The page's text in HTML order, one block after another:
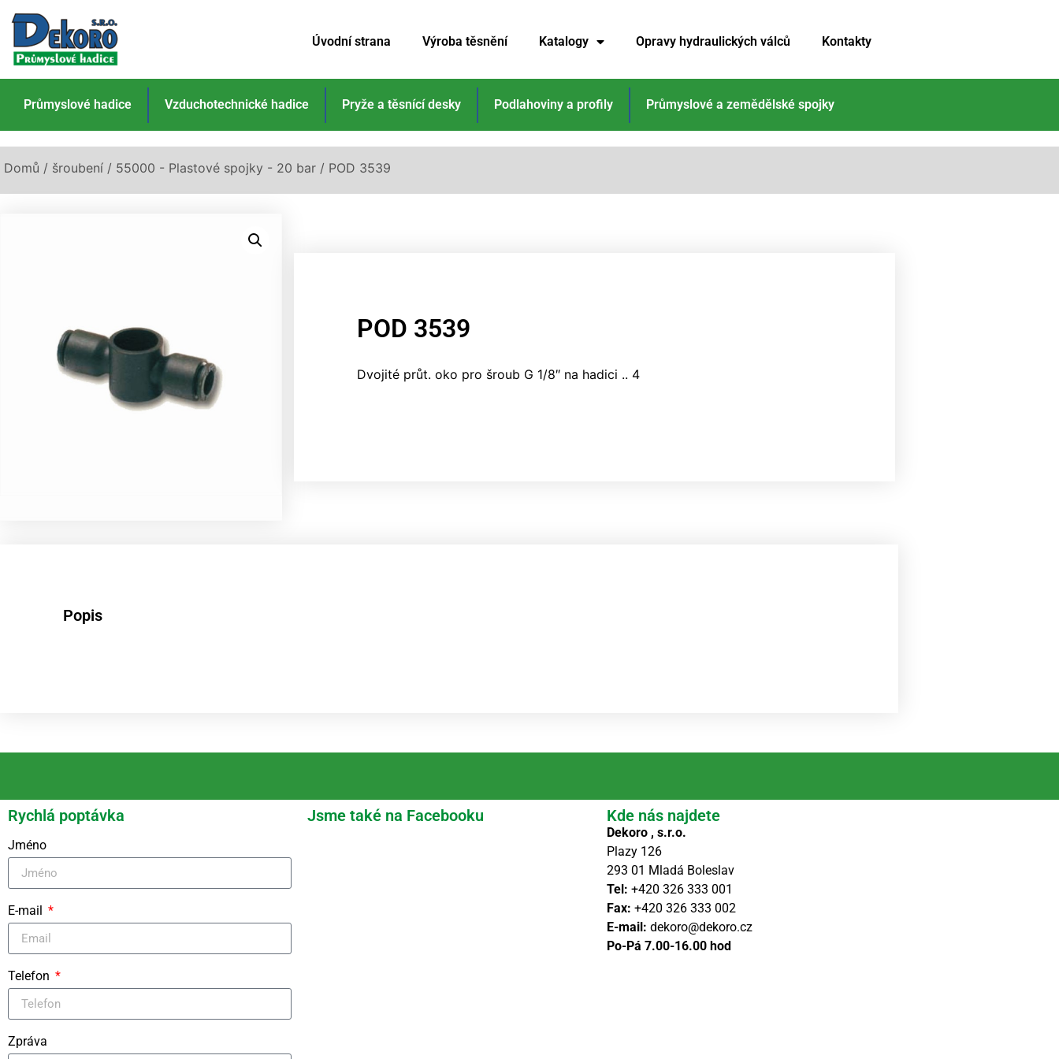
Úvodní strana Výroba těsnění Katalogy Opravy hydraulických válců Kontakty
Průmyslové hadice Vzduchotechnické hadice Pryže a těsnící desky Podlahoviny a profily Průmyslové a zemědělské spojky
Domů / šroubení / 55000 - Plastové spojky - 20 bar / POD 3539
POD 3539
Dvojité průt. oko pro šroub G 1/8″ na hadici .. 4
Popis
Rychlá poptávka
Jméno
E-mail
Telefon
Zpráva
Jsme také na Facebooku Kde nás najdete
Dekoro , s.r.o.
Plazy 126
293 01 Mladá Boleslav
Tel: +420 326 333 001
Fax: +420 326 333 002
E-mail: dekoro@dekoro.cz
Po-Pá 7.00-16.00 hod